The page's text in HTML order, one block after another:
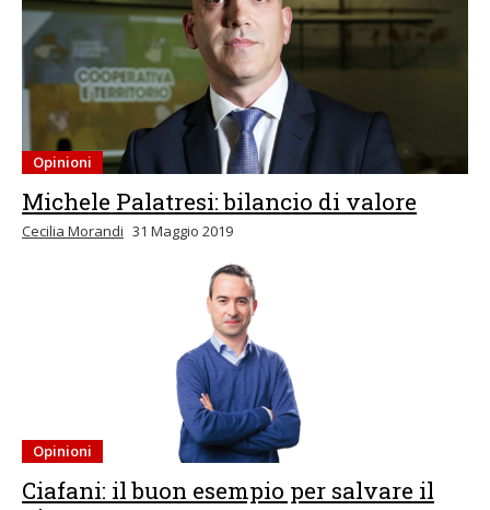
Opinioni
Michele Palatresi: bilancio di valore
Cecilia Morandi 31 Maggio 2019
Opinioni
Ciafani: il buon esempio per salvare il